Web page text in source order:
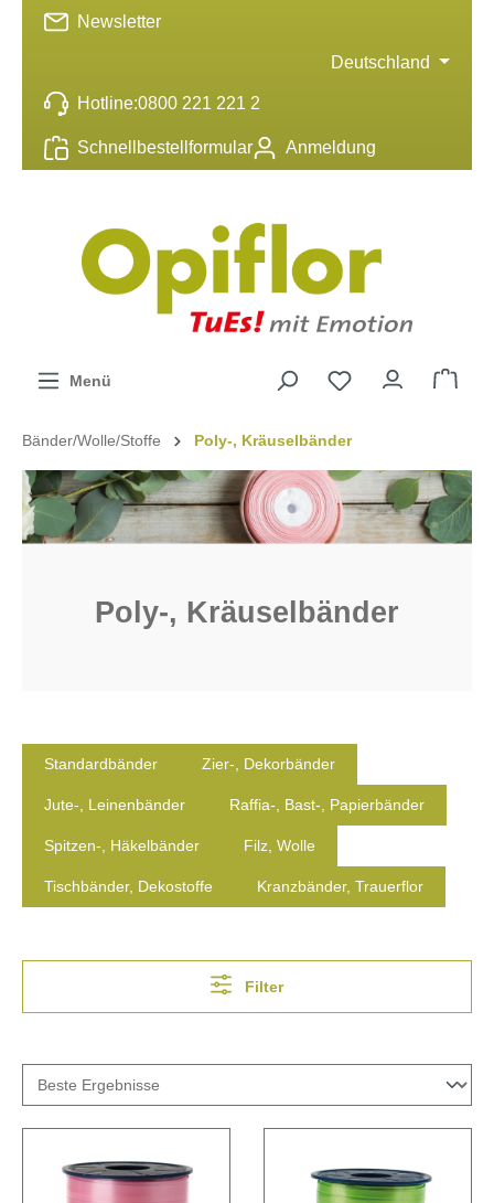
springen
Hotline:0800 221 221 2
Schnellbestellformular Anmeldung
Newsletter
Deutschland
Menü
Bänder/Wolle/Stoffe Poly-, Kräuselbänder
Poly-, Kräuselbänder
Standardbänder Zier-, Dekorbänder
Jute-, Leinenbänder Raffia-, Bast-, Papierbänder
Spitzen-, Häkelbänder Filz, Wolle
Tischbänder, Dekostoffe Kranzbänder, Trauerflor
Filter